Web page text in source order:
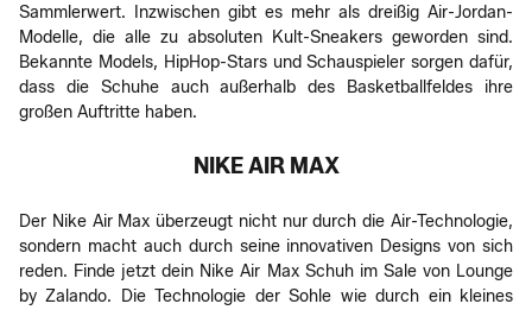
Sammlerwert. Inzwischen gibt es mehr als dreißig Air-Jordan-
Modelle, die alle zu absoluten Kult-Sneakers geworden sind.
Bekannte Models, HipHop-Stars und Schauspieler sorgen dafür,
dass die Schuhe auch außerhalb des Basketballfeldes ihre
großen Auftritte haben.
NIKE AIR MAX
Der Nike Air Max überzeugt nicht nur durch die Air-Technologie,
sondern macht auch durch seine innovativen Designs von sich
reden. Finde jetzt dein Nike Air Max Schuh im Sale von Lounge
by Zalando. Die Technologie der Sohle wie durch ein kleines